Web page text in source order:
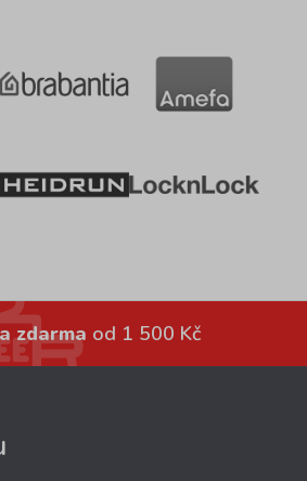
zdarma od 1 500 Kč